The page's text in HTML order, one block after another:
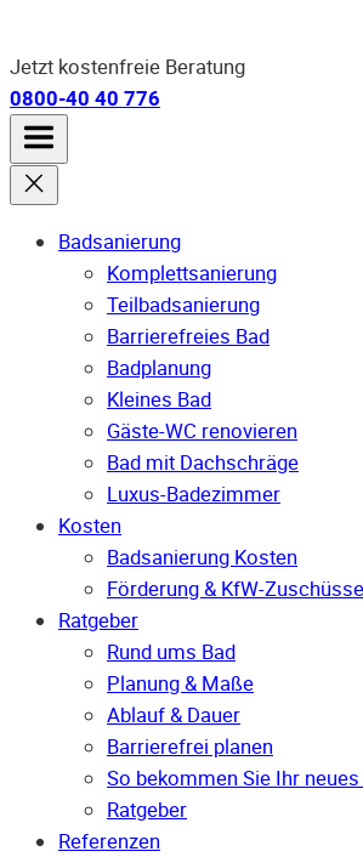
Jetzt kostenfreie Beratung
0800-40 40 776
Badsanierung
Komplettsanierung
Teilbadsanierung
Barrierefreies Bad
Badplanung
Kleines Bad
Gäste-WC renovieren
Bad mit Dachschräge
Luxus-Badezimmer
Kosten
Badsanierung Kosten
Förderung & KfW-Zuschüsse
Ratgeber
Rund ums Bad
Planung & Maße
Ablauf & Dauer
Barrierefrei planen
So bekommen Sie Ihr
Ratgeber
Referenzen